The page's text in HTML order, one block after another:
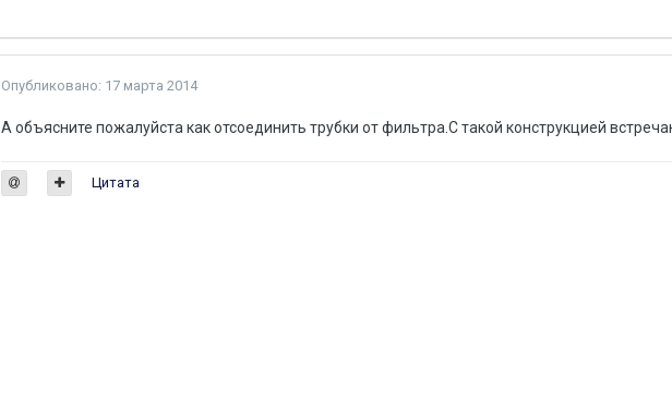
Опубликовано: 17 марта 2014
А объясните пожалуйста как отсоединить трубки от фильтра.С такой конструкцией
Цитата